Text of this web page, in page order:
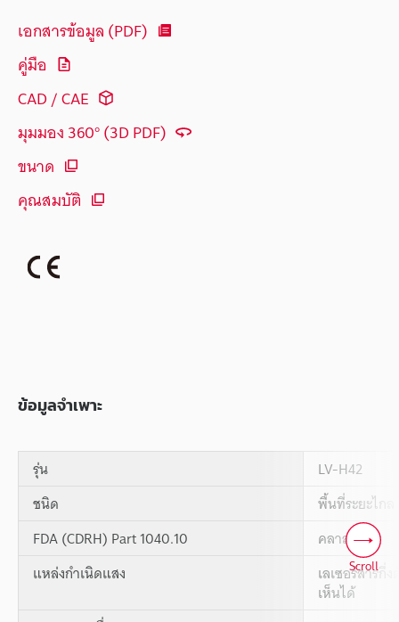
เอกสารข้อมูล (PDF)
คู่มือ
CAD / CAE
มุมมอง 360° (3D PDF)
ขนาด
คุณสมบัติ
ข้อมูลจำเพาะ
รุ่น
LV-H42
ชนิด
พื้นที่ระยะไกล
FDA (CDRH) Part 1040.10
คลาส II
แหล่งกำเนิดแสง
เลเซอร์สาร
เห็นได้
Scroll